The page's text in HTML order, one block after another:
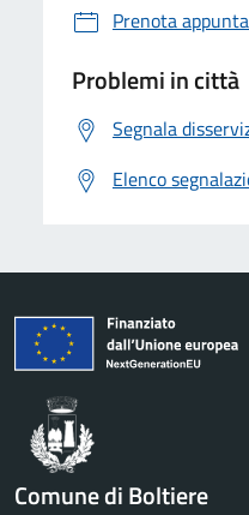
Prenota
Problemi in città
Segnala
Elenco
Comune di Boltiere